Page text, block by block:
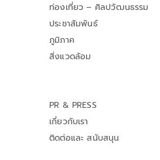
ท่องเที่ยว – ศิลปวัฒนธรรม
ประชาสัมพันธ์
ภูมิภาค
สิ่งแวดล้อม
PR & PRESS
เกี่ยวกับเรา
ติดต่อและ สนับสนุน